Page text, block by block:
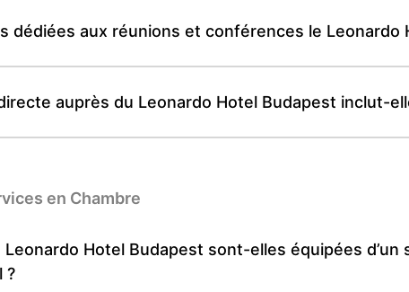
dédiées aux réunions et conférences le
auprès du Leonardo Hotel Budapest inclut-
en Chambre
Leonardo Hotel Budapest sont-elles équipées
?